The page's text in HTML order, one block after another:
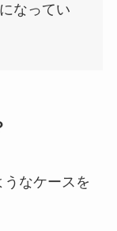
なってい
なケースを